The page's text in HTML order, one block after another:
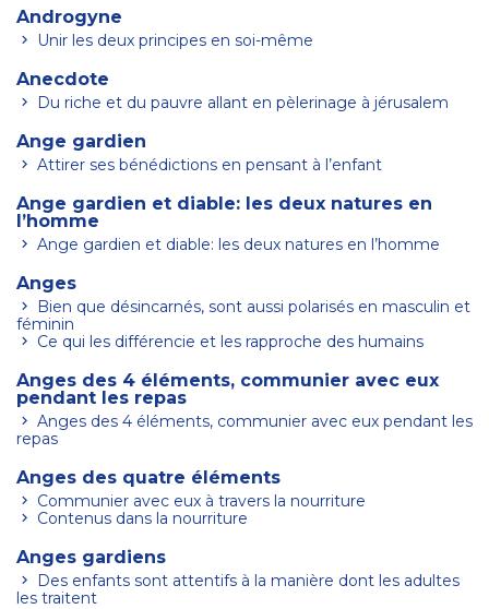
Androgyne
Unir les deux principes en soi-même
Anecdote
Du riche et du pauvre allant en pèlerinage à jérusalem
Ange gardien
Attirer ses bénédictions en pensant à l’enfant
Ange gardien et diable: les deux natures en
l’homme
Ange gardien et diable: les deux natures en l’homme
Anges
féminin
Ce qui les différencie et les rapproche des humains
Anges des 4 éléments, communier avec eux
pendant les repas
repas
Anges des quatre éléments
Communier avec eux à travers la nourriture
Contenus dans la nourriture
Anges gardiens
les traitent